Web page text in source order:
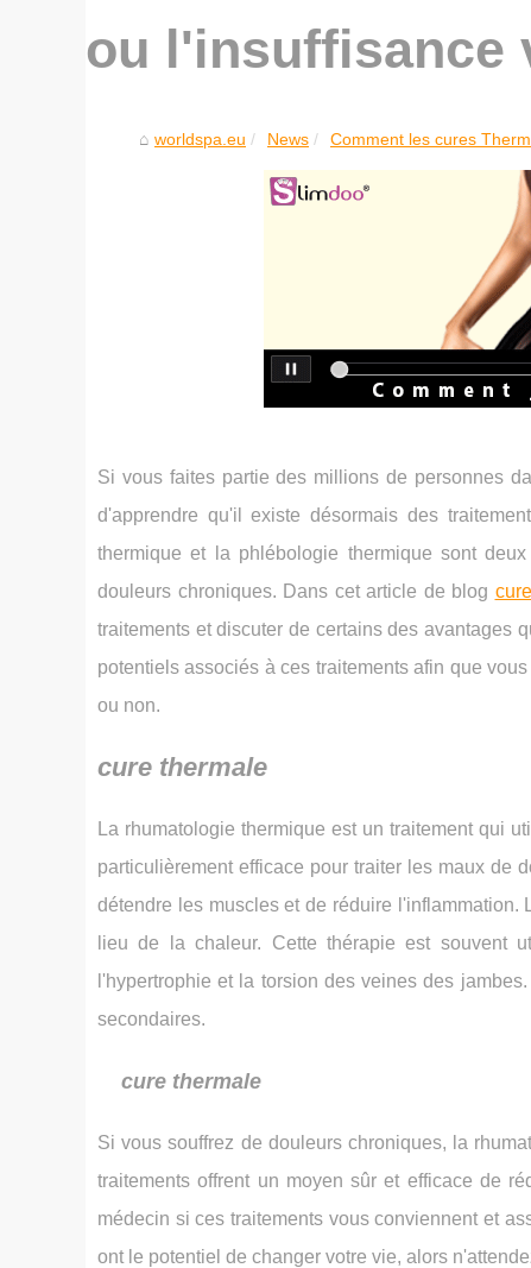
ou l'insuffisance
worldspa.eu News Comment les cures
Si vous faites partie des millions de personnes
d'apprendre qu'il existe désormais des
thermique et la phlébologie thermique sont
douleurs chroniques. Dans cet article de blog
traitements et discuter de certains des avantages
potentiels associés à ces traitements afin que
ou non.
cure thermale
La rhumatologie thermique est un traitement qui
particulièrement efficace pour traiter les maux de
détendre les muscles et de réduire
lieu de la chaleur. Cette thérapie est souvent
l'hypertrophie et la torsion des veines des
secondaires.
cure thermale
Si vous souffrez de douleurs chroniques, la
traitements offrent un moyen sûr et efficace de
médecin si ces traitements vous conviennent et
ont le potentiel de changer votre vie, alors